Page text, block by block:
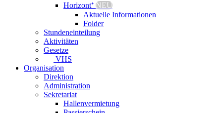
Horizont⁺ NEU
Aktuelle Informationen
Folder
Stundeneinteilung
Aktivitäten
Gesetze
VHS
Organisation
Direktion
Administration
Sekretariat
Hallenvermietung